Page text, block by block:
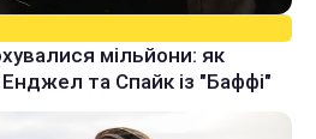
мільйони: як
та Спайк із "Баффі"